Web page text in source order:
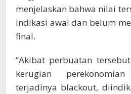
menjelaskan bahwa nilai
indikasi awal dan belum
final.
“Akibat perbuatan
kerugian
terjadinya blackout,